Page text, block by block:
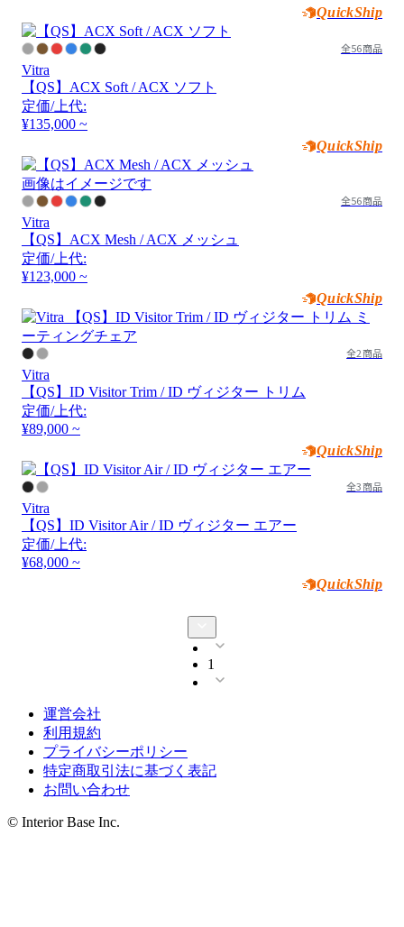
QuickShip
全56商品
Vitra
【QS】ACX Soft / ACX ソフト
定価/上代:
¥135,000 ~
QuickShip
画像はイメージです
全56商品
Vitra
【QS】ACX Mesh / ACX メッシュ
定価/上代:
¥123,000 ~
QuickShip
全2商品
Vitra
【QS】ID Visitor Trim / ID ヴィジター トリム
定価/上代:
¥89,000 ~
QuickShip
全3商品
Vitra
【QS】ID Visitor Air / ID ヴィジター エアー
定価/上代:
¥68,000 ~
QuickShip
1
運営会社
利用規約
プライバシーポリシー
特定商取引法に基づく表記
お問い合わせ
© Interior Base Inc.